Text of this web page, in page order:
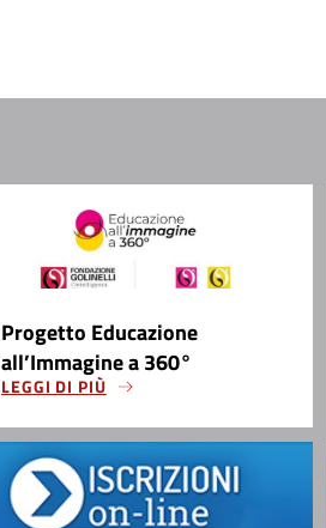
Progetto Educazione
all’Immagine a 360°
LEGGI DI PIÙ